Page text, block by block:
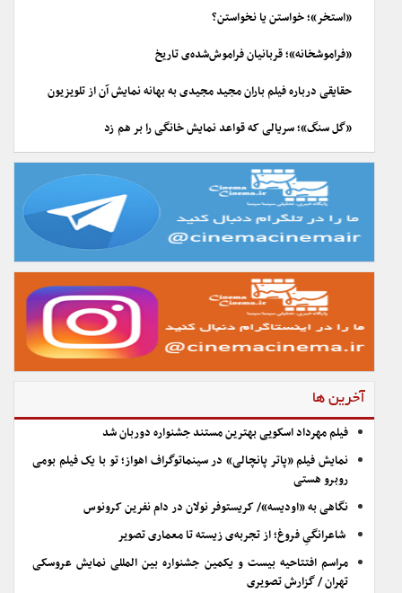
«استخر»؛ خواستن یا نخواستن؟
«فراموشخانه»؛ قربانیان فراموش‌شده‌ی تاریخ
حقایقی درباره فیلم باران مجید مجیدی به بهانه نمایش آن از تلویزیون
«گل سنگ»؛ سریالی که قواعد نمایش خانگی را بر هم زد
آخرین ها
فیلم مهرداد اسکویی بهترین مستند جشنواره دوربان شد
نمایش فیلم «پاتر پانچالی» در سینماتوگراف اهواز؛ تو با یک فیلم بومی
روبرو هستی
نگاهی به «اودیسه»/ کریستوفر نولان در دام نفرین کرونوس
شاعرانگیِ فروغ؛ از تجربه‌ی زیسته تا معماری تصویر
مراسم افتتاحیه بیست و یکمین جشنواره بین المللی نمایش عروسکی
تهران / گزارش تصویری